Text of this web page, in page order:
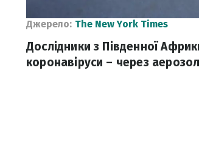
Джерело: The New York Times
Дослідники з Південної
коронавіруси – через